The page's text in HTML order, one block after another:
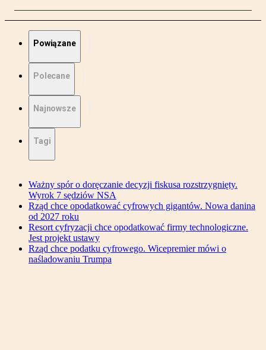
Powiązane
Polecane
Najnowsze
Tagi
Ważny spór o doręczanie decyzji fiskusa rozstrzygnięty.
Wyrok 7 sędziów NSA
Rząd chce opodatkować cyfrowych gigantów. Nowa danina
od 2027 roku
Resort cyfryzacji chce opodatkować firmy technologiczne.
Jest projekt ustawy
Rząd chce podatku cyfrowego. Wicepremier mówi o
naśladowaniu Trumpa